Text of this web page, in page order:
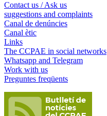
Contact us / Ask us
suggestions and complaints
Canal de denúncies
Canal ètic
Links
The CCPAE in social networks
Whatsapp and Telegram
Work with us
Preguntes freqüents